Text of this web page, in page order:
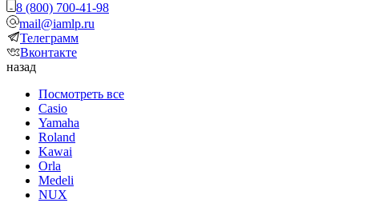
8 (800) 700-41-98
mail@iamlp.ru
Телеграмм
Вконтакте
назад
Посмотреть все
Casio
Yamaha
Roland
Kawai
Orla
Medeli
NUX